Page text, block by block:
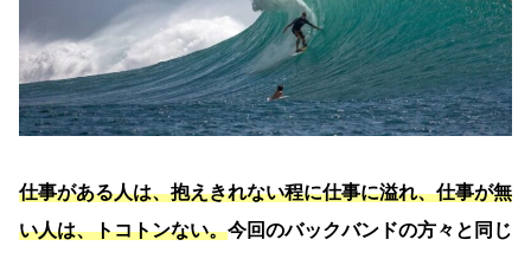
仕事がある人は、抱えきれない程に仕事に溢れ、仕事が無
い人は、トコトンない。今回のバックバンドの方々と同じ